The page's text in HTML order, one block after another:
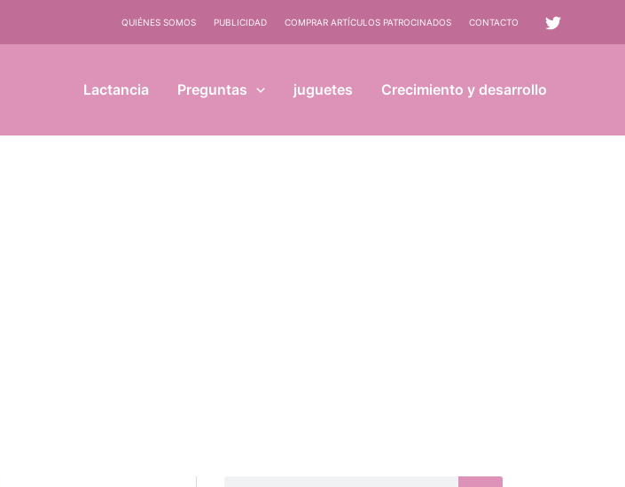
QUIÉNES SOMOS PUBLICIDAD COMPRAR ARTÍCULOS PATROCINADOS CONTACTO
Lactancia Preguntas juguetes Crecimiento y desarrollo